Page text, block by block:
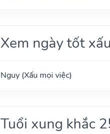
Xem ngày tốt
Nguy (Xấu mọi việc)
Tuổi xung khắc